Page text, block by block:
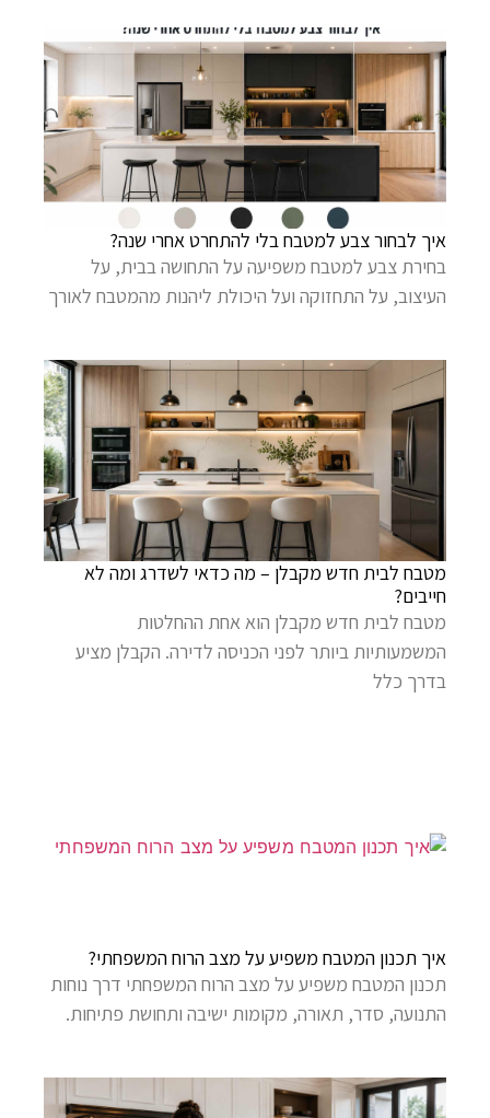
איך לבחור צבע למטבח בלי להתחרט אחרי שנה?
בחירת צבע למטבח משפיעה על התחושה בבית, על
העיצוב, על התחזוקה ועל היכולת ליהנות מהמטבח לאורך
מטבח לבית חדש מקבלן – מה כדאי לשדרג ומה לא
חייבים?
מטבח לבית חדש מקבלן הוא אחת ההחלטות
המשמעותיות ביותר לפני הכניסה לדירה. הקבלן מציע
בדרך כלל
איך תכנון המטבח משפיע על מצב הרוח המשפחתי?
תכנון המטבח משפיע על מצב הרוח המשפחתי דרך נוחות
התנועה, סדר, תאורה, מקומות ישיבה ותחושת פתיחות.